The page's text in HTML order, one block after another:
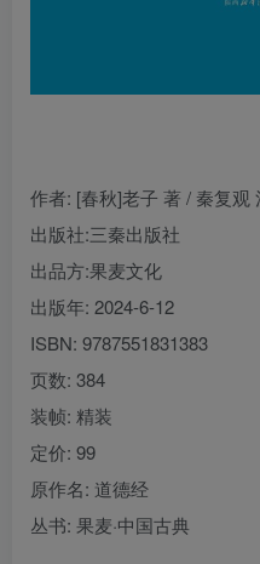
作者: [春秋]老子 著 / 秦复观
出版社:三秦出版社
出品方:果麦文化
出版年: 2024-6-12
ISBN: 9787551831383
页数: 384
装帧: 精装
定价: 99
原作名: 道德经
丛书: 果麦·中国古典